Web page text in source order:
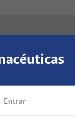
Entrar